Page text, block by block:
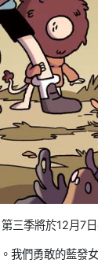
三季將於12月7
我們勇敢的藍發